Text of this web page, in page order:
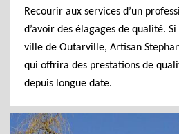
Recourir aux services d’un
d’avoir des élagages de qualité.
ville de Outarville, Artisan
qui offrira des prestations de
depuis longue date.